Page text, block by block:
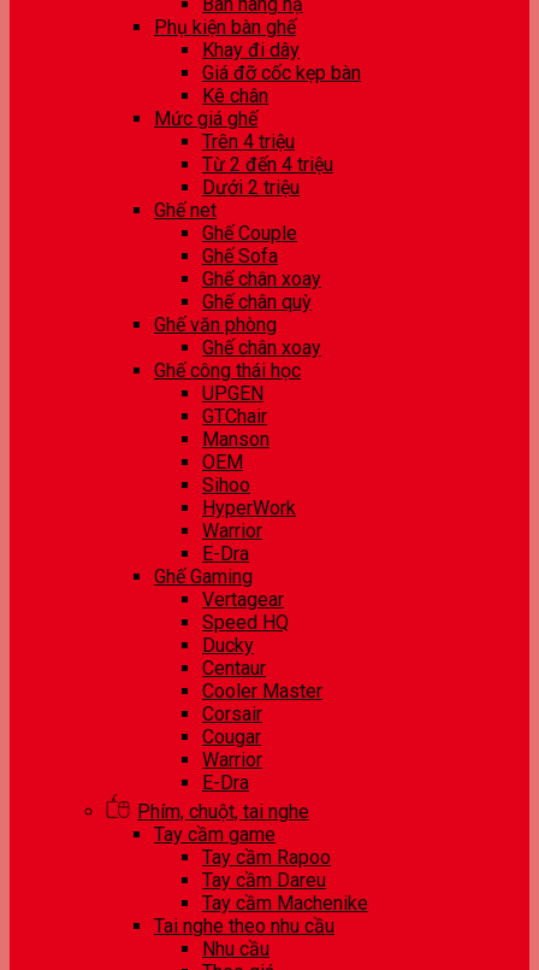
Phụ kiện bàn ghế
Khay đi dây
Giá đỡ cốc kẹp bàn
Kê chân
Mức giá ghế
Trên 4 triệu
Từ 2 đến 4 triệu
Dưới 2 triệu
Ghế net
Ghế Couple
Ghế Sofa
Ghế chân xoay
Ghế chân quỳ
Ghế văn phòng
Ghế chân xoay
Ghế công thái học
UPGEN
GTChair
Manson
OEM
Sihoo
HyperWork
Warrior
E-Dra
Ghế Gaming
Vertagear
Speed HQ
Ducky
Centaur
Cooler Master
Corsair
Cougar
Warrior
E-Dra
Phím, chuột, tai nghe
Tay cầm game
Tay cầm Rapoo
Tay cầm Dareu
Tay cầm Machenike
Tai nghe theo nhu cầu
Nhu cầu